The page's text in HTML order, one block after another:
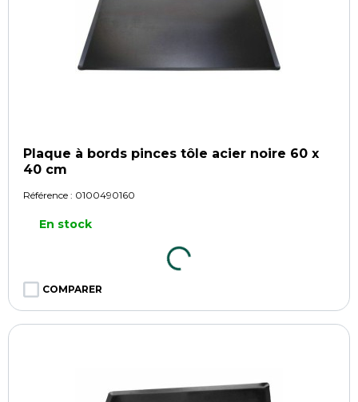
Plaque à bords pinces tôle acier noire 60 x
40 cm
Référence : 0100490160
En stock
COMPARER